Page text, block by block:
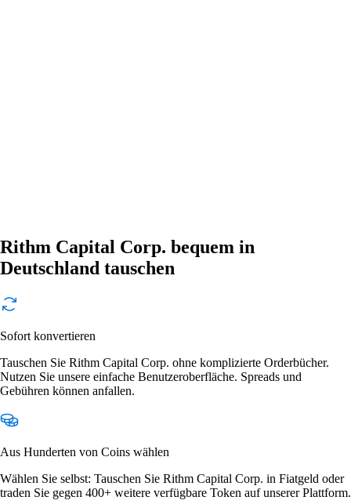
Rithm Capital Corp. bequem in
Deutschland tauschen
Sofort konvertieren
Tauschen Sie Rithm Capital Corp. ohne komplizierte Orderbücher.
Nutzen Sie unsere einfache Benutzeroberfläche. Spreads und
Gebühren können anfallen.
Aus Hunderten von Coins wählen
Wählen Sie selbst: Tauschen Sie Rithm Capital Corp. in Fiatgeld oder
traden Sie gegen 400+ weitere verfügbare Token auf unserer Plattform.